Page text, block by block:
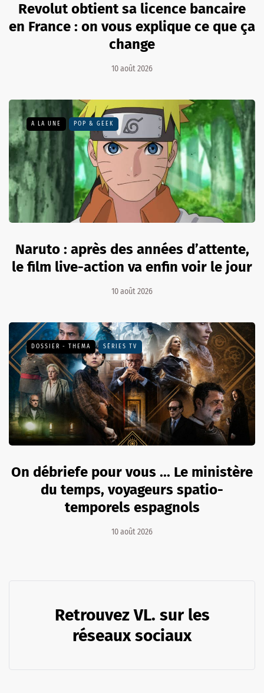
Revolut obtient sa licence bancaire
en France : on vous explique ce que ça
change
10 août 2026
A LA UNE POP & GEEK
Naruto : après des années d’attente,
le film live-action va enfin voir le jour
10 août 2026
DOSSIER - THEMA SÉRIES TV
On débriefe pour vous ... Le ministère
du temps, voyageurs spatio-
temporels espagnols
10 août 2026
Retrouvez VL. sur les
réseaux sociaux